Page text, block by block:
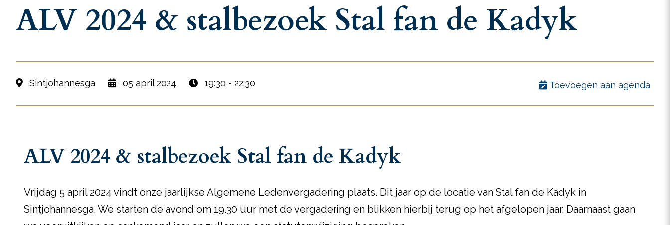
ALV 2024 & stalbezoek Stal fan de Kadyk
Sintjohannesga 05 april 2024 19:30 - 22:30 Toevoegen aan agenda
ALV 2024 & stalbezoek Stal fan de Kadyk
Vrijdag 5 april 2024 vindt onze jaarlijkse Algemene Ledenvergadering plaats. Dit jaar op de locatie van Stal fan de Kadyk in
Sintjohannesga. We starten de avond om 19.30 uur met de vergadering en blikken hierbij terug op het afgelopen jaar. Daarnaast gaan